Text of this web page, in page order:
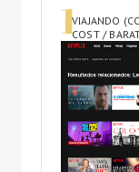
VIAJANDO
COST /